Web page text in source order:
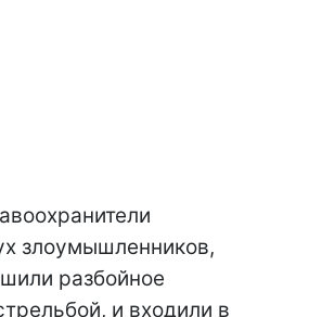
злоумышленников,
разбойное
и входили в